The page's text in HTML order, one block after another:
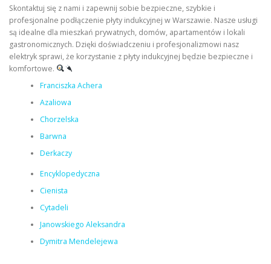
Skontaktuj się z nami i zapewnij sobie bezpieczne, szybkie i
profesjonalne podłączenie płyty indukcyjnej w Warszawie. Nasze usługi
są idealne dla mieszkań prywatnych, domów, apartamentów i lokali
gastronomicznych. Dzięki doświadczeniu i profesjonalizmowi nasz
elektryk sprawi, że korzystanie z płyty indukcyjnej będzie bezpieczne i
komfortowe.
Franciszka Achera
Azaliowa
Chorzelska
Barwna
Derkaczy
Encyklopedyczna
Cienista
Cytadeli
Janowskiego Aleksandra
Dymitra Mendelejewa